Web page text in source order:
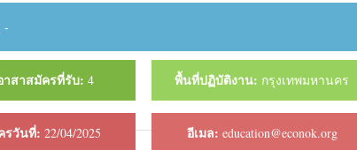
-
สาสมัครที่รับ: 4 พื้นที่ปฏิบัติงาน: กรุงเทพมหานคร
รวันที่: 22/04/2025 อีเมล: education@econok.org